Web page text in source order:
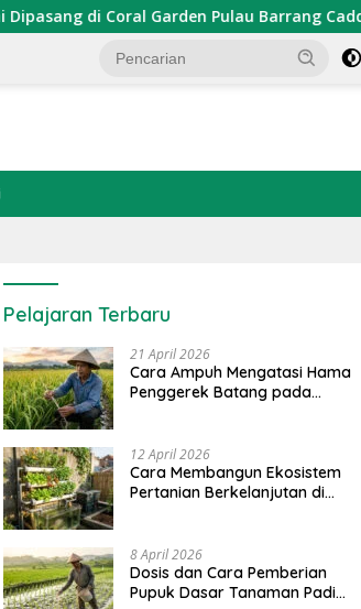
Pulau Barrang Caddi PDKT
Pelajaran Terbaru
21 April 2026
Cara Ampuh Mengatasi Hama
Penggerek Batang pada
12 April 2026
Cara Membangun Ekosistem
Pertanian Berkelanjutan di
8 April 2026
Dosis dan Cara Pemberian
Pupuk Dasar Tanaman Padi